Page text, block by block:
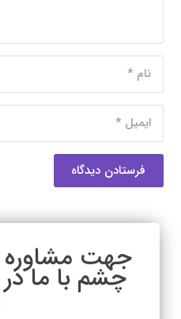
فرستادن دیدگاه
جهت مشاوره
|